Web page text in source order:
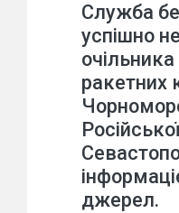
Служба
успішно
ракетних
джерел.